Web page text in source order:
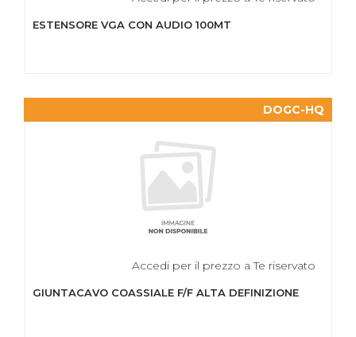
ESTENSORE VGA CON AUDIO 100MT
DOGC-HQ
Accedi per il prezzo a Te riservato
GIUNTACAVO COASSIALE F/F ALTA DEFINIZIONE